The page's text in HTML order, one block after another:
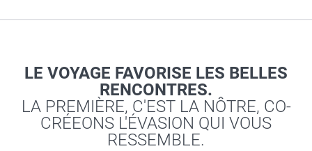
LE VOYAGE FAVORISE LES BELLES
RENCONTRES.
LA PREMIÈRE, C'EST LA NÔTRE, CO-
CRÉEONS L'ÉVASION QUI VOUS
RESSEMBLE.